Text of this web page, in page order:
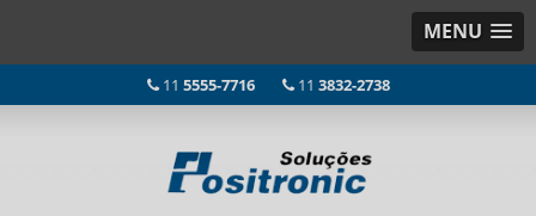
MENU
11 5555-7716 11 3832-2738